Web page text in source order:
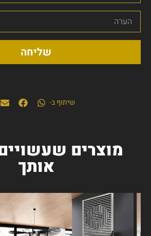
שליחה
שיתוף ב-
מוצרים
אותך